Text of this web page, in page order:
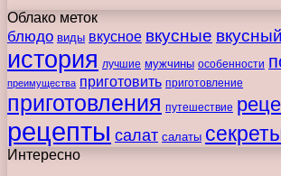
Облако меток
блюдо виды вкусное вкусные вкусный
история лучшие мужчины особенности
преимущества приготовить приготовление
приготовления путешествие
рецепты салат салаты
Интересно